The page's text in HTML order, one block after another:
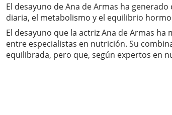
El desayuno de Ana de Armas ha
diaria, el metabolismo y el equilibrio
El desayuno que la actriz Ana de Armas
entre especialistas en nutrición. Su
equilibrada, pero que, según expertos en